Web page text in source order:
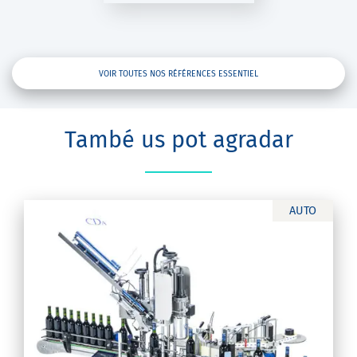
VOIR TOUTES NOS RÉFÉRENCES ESSENTIEL
També us pot agradar
AUTO